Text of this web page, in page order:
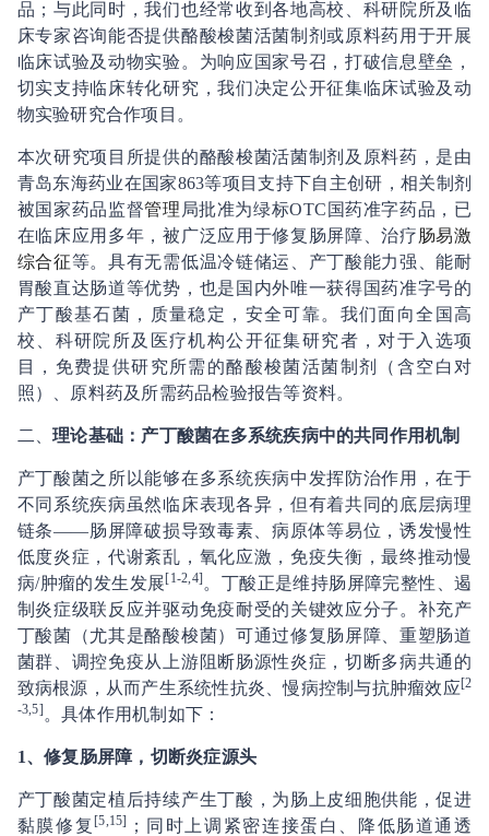
品；与此同时，我们也经常收到各地高校、科研院所及临
床专家咨询能否提供酪酸梭菌活菌制剂或原料药用于开展
临床试验及动物实验。为响应国家号召，打破信息壁垒，
切实支持临床转化研究，我们决定公开征集临床试验及动
物实验研究合作项目。
本次研究项目所提供的酪酸梭菌活菌制剂及原料药，是由
青岛东海药业在国家863等项目支持下自主创研，相关制剂
被国家药品监督管理 局批准为绿标OTC国药准字药品，已
在临床应用多年，被广泛应用于修复肠屏障、治疗肠易激
综合征等。具有无需低温冷链储运、产丁酸能力强、能耐
胃酸直达肠道等优势，也是国内外唯一获得国药准字号的
产丁酸基石菌，质量稳定，安全可靠。我们面向全国高
校、科研院所及医疗机构公开征集研究者，对于入选项
目，免费提供研究所需的酪酸梭菌活菌制剂（含空白对
照）、原料药及所需药品检验报告等资料。
二、理论基础：产丁酸菌在多系统疾病中的共同 作用机制
产丁酸菌之所以能够在多系统疾病中发挥防治作用，在于
不同系统疾病虽然临床表现各异，但有着共同的底层病理
链条——肠屏障破损导致毒素、病原体等易位，诱发慢性
低度炎症，代谢紊乱，氧化应激，免疫失衡，最终推动慢
病/肿瘤的发生发展[1-2,4] 。丁酸正是维持肠屏障完整性、遏
制炎症级联反应并驱动免疫耐受的关键效应分子。补充产
丁酸菌（尤其是酪酸梭菌）可通过修复肠屏障、重塑肠道
菌群、调控免疫从上游阻断肠源性炎症，切断多病共通的
致病根源，从而产生系统性抗炎、慢病控制与抗肿瘤效应[2
-3,5] 。具体作用机制如下：
1、修复肠屏障，切断炎症源头
产丁酸菌定植后持续产生丁酸，为肠上皮细胞供能，促进
黏膜修复 [5,15]
；同时上调紧密连接蛋白、降低肠道通透